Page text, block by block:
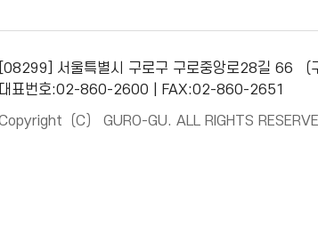
[08299] 서울특별시 구로구 구로중앙로28길 66 （
대표번호:02-860-2600 | FAX:02-860-2651
（C） GURO-GU. ALL RIGHTS